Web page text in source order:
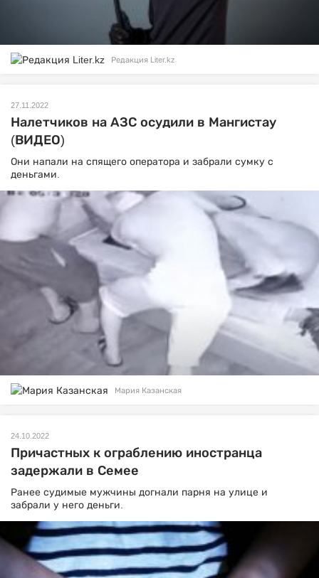
Редакция Liter.kz
27.11.2022
Налетчиков на АЗС осудили в Мангистау
(ВИДЕО)
Они напали на спящего оператора и забрали сумку с
деньгами.
Мария Казанская
24.10.2022
Причастных к ограблению иностранца
задержали в Семее
Ранее судимые мужчины догнали парня на улице и
забрали у него деньги.